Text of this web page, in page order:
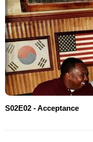
S02E02 - Acceptance